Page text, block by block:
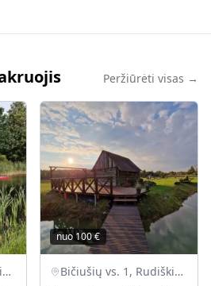
Peržiūrėti visas →
Vilties g. 51, Mankiškių k., Radviliškio r.
nuo100€
Bičiušių vs. 1, Rudiškių sen., Joniškio r.